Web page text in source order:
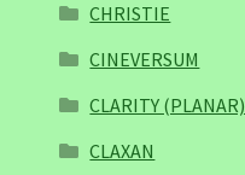
CHRISTIE
CINEVERSUM
CLARITY (PLANAR)
CLAXAN